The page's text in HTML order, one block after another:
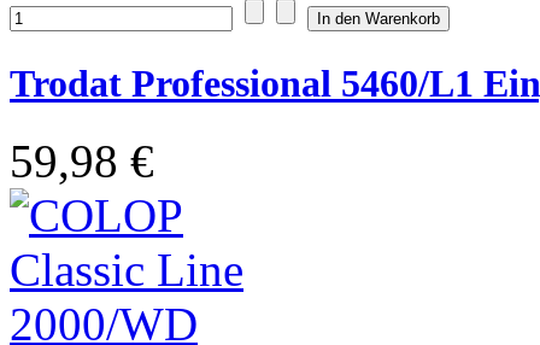
Trodat Professional 5460/L1
59,98 €